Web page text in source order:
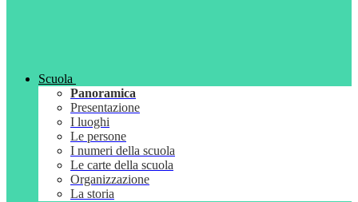
Scuola
Panoramica
Presentazione
I luoghi
Le persone
I numeri della scuola
Le carte della scuola
Organizzazione
La storia